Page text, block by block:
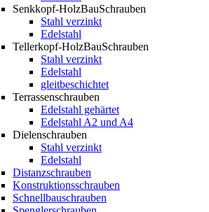
Senkkopf-HolzBauSchrauben
Stahl verzinkt
Edelstahl
Tellerkopf-HolzBauSchrauben
Stahl verzinkt
Edelstahl
gleitbeschichtet
Terrassenschrauben
Edelstahl gehärtet
Edelstahl A2 und A4
Dielenschrauben
Stahl verzinkt
Edelstahl
Distanzschrauben
Konstruktionsschrauben
Schnellbauschrauben